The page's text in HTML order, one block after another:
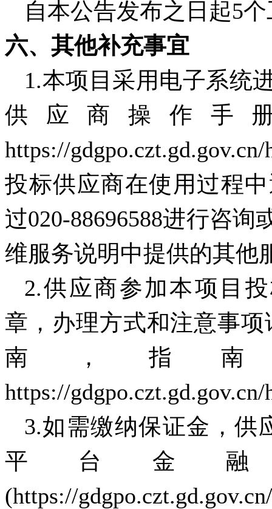
自本公告发布之日起5
六、其他补充事宜
1.本项目采用电子系统
供应商操作手
https://
投标供应商在使用过程
过020-88696588进行咨
维服务说明中提供的其他
2.供应商参加本项目
章，办理方式和注意事
南，指
https://
3.如需缴纳保证金，供
平台金
(https://